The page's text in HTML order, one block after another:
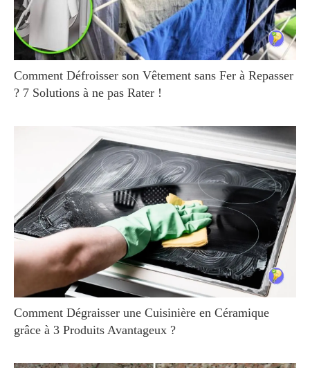
Comment Défroisser son Vêtement sans Fer à Repasser
? 7 Solutions à ne pas Rater !
Comment Dégraisser une Cuisinière en Céramique
grâce à 3 Produits Avantageux ?